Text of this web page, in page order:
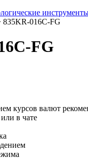
835KR-016C-FG
FG
курсов валют
в чате